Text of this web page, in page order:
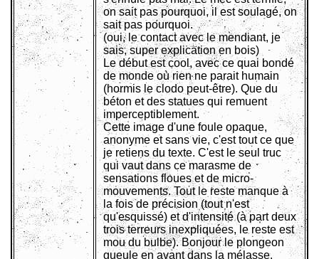
on sait pas pourquoi, il est soulagé, on
sait pas pourquoi.
(oui, le contact avec le mendiant, je
sais, super explication en bois)
Le début est cool, avec ce quai bondé
de monde où rien ne parait humain
(hormis le clodo peut-être). Que du
béton et des statues qui remuent
imperceptiblement.
Cette image d'une foule opaque,
anonyme et sans vie, c'est tout ce que
je retiens du texte. C'est le seul truc
qui vaut dans ce marasme de
sensations floues et de micro-
mouvements. Tout le reste manque à
la fois de précision (tout n'est
qu'esquissé) et d'intensité (à part deux
trois terreurs inexpliquées, le reste est
mou du bulbe). Bonjour le plongeon
gueule en avant dans la mélasse.